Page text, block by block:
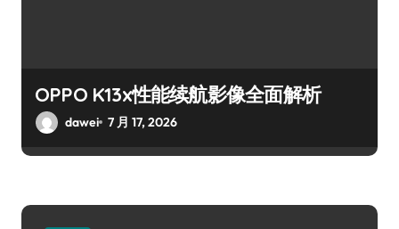
OPPO K13x性能续航影像全面解析
dawei 7 月 17, 2026